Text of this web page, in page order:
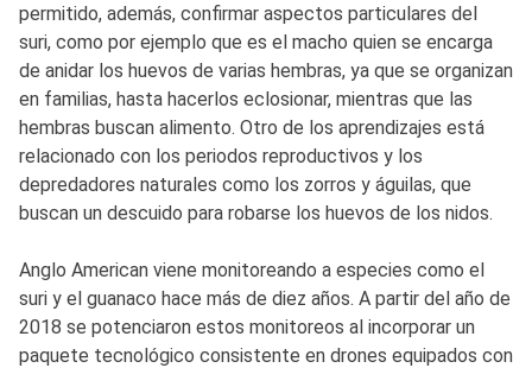
permitido, además, confirmar aspectos particulares del
suri, como por ejemplo que es el macho quien se encarga
de anidar los huevos de varias hembras, ya que se organizan
en familias, hasta hacerlos eclosionar, mientras que las
hembras buscan alimento. Otro de los aprendizajes está
relacionado con los periodos reproductivos y los
depredadores naturales como los zorros y águilas, que
buscan un descuido para robarse los huevos de los nidos.
Anglo American viene monitoreando a especies como el
suri y el guanaco hace más de diez años. A partir del año de
2018 se potenciaron estos monitoreos al incorporar un
paquete tecnológico consistente en drones equipados con